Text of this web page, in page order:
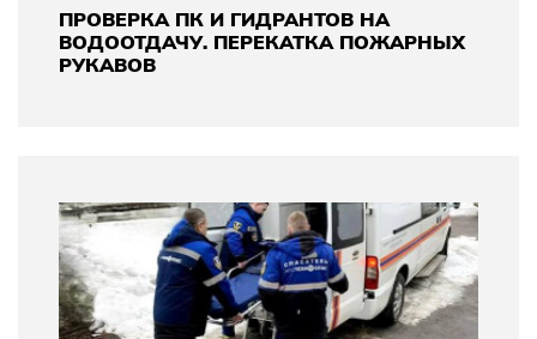
ПРОВЕРКА ПК И ГИДРАНТОВ НА
ВОДООТДАЧУ. ПЕРЕКАТКА ПОЖАРНЫХ
РУКАВОВ